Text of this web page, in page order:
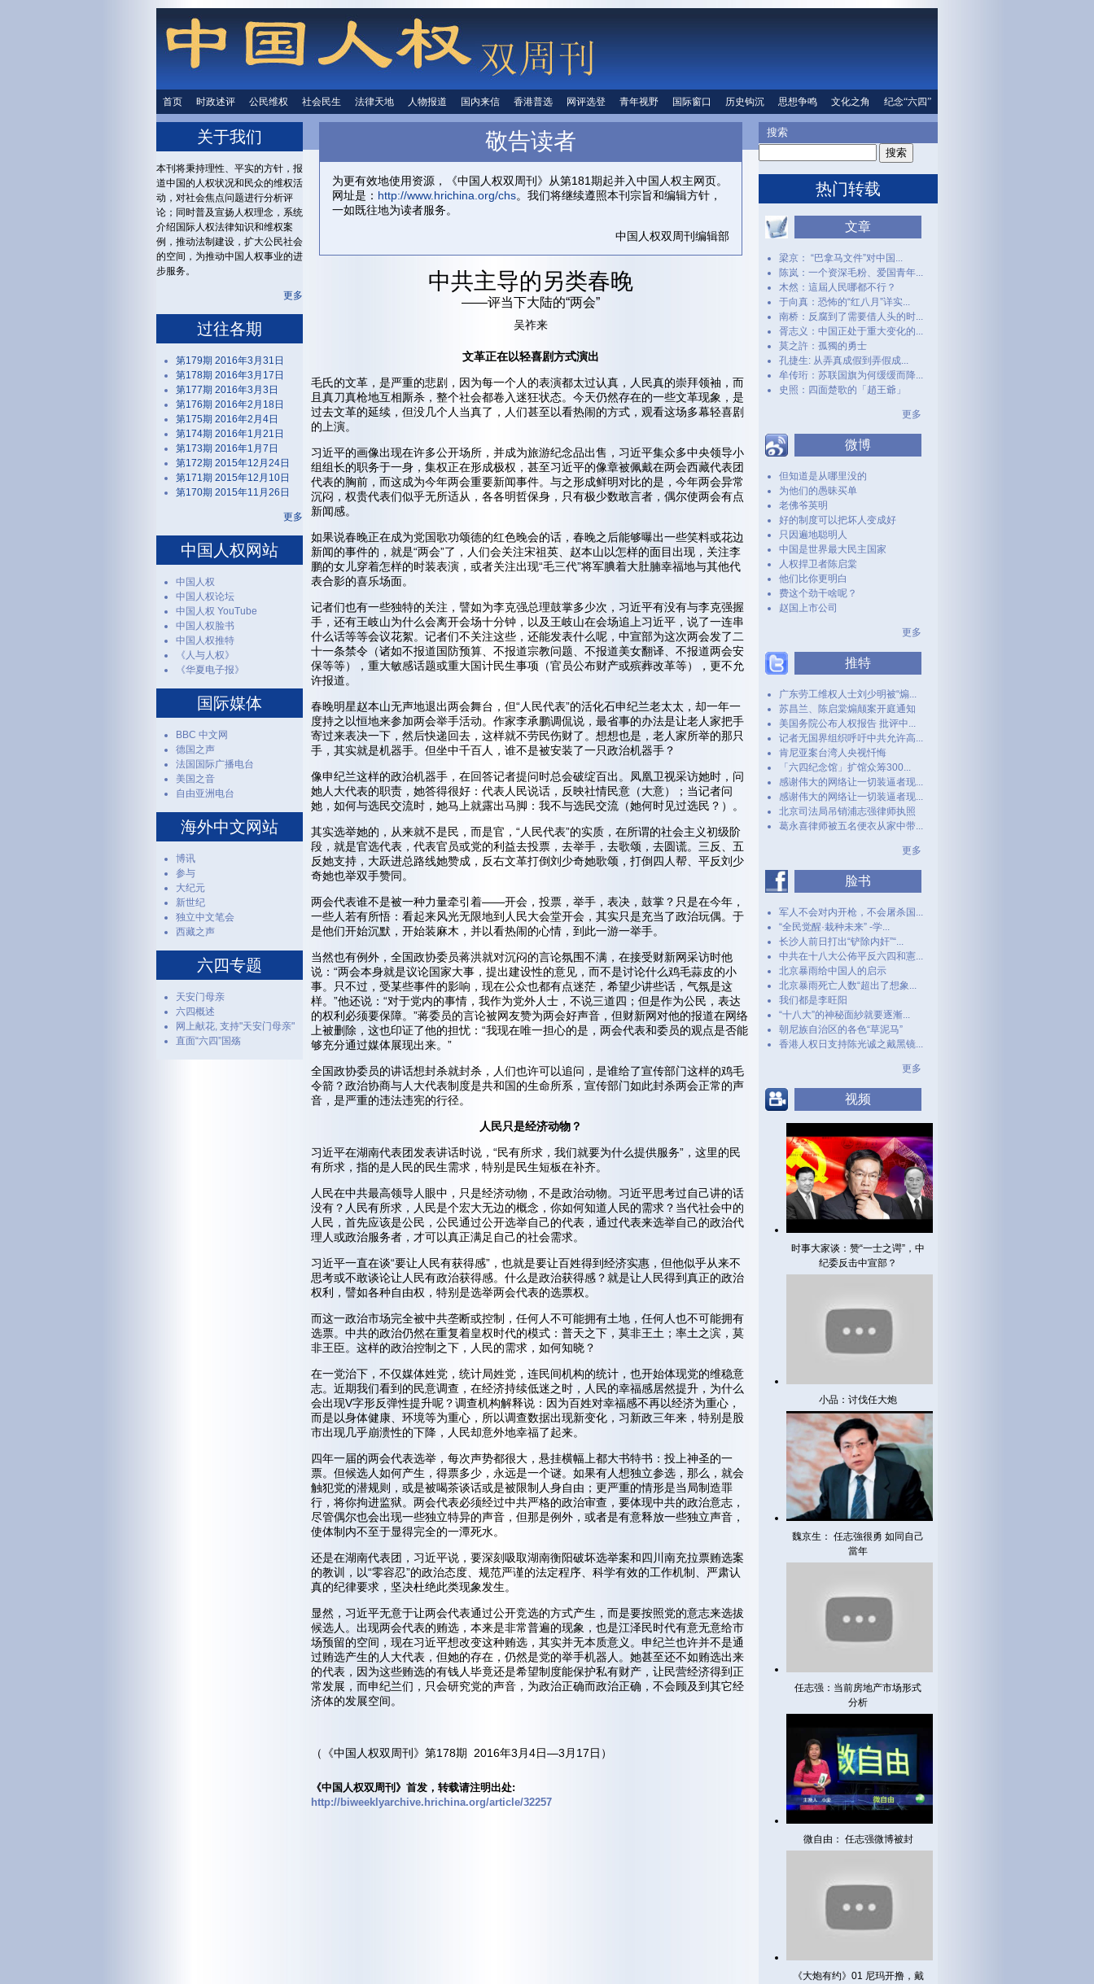
首页 时政述评 公民维权 社会民生 法律天地 人物报道 国内来信 香港普选 网评选登 青年视野 国际窗口 历史钩沉 思想争鸣 文化之角 纪念“六四”
敬告读者
为更有效地使用资源，《中国人权双周刊》从第181期起并入中国人权主网页。
网址是： http://www.hrichina.org/chs。我们将继续遵照本刊宗旨和编辑方针，
一如既往地为读者服务。
中国人权双周刊编辑部
中共主导的另类春晚
——评当下大陆的“两会”
吴祚来
文革正在以轻喜剧方式演出
毛氏的文革，是严重的悲剧，因为每一个人的表演都太过认真，人民真的崇拜领袖，而
且真刀真枪地互相厮杀，整个社会都卷入迷狂状态。今天仍然存在的一些文革现象，是
过去文革的延续，但没几个人当真了，人们甚至以看热闹的方式，观看这场多幕轻喜剧
的上演。
习近平的画像出现在许多公开场所，并成为旅游纪念品出售，习近平集众多中央领导小
组组长的职务于一身，集权正在形成极权，甚至习近平的像章被佩戴在两会西藏代表团
代表的胸前，而这成为今年两会重要新闻事件。与之形成鲜明对比的是，今年两会异常
沉闷，权贵代表们似乎无所适从，各各明哲保身，只有极少数敢言者，偶尔使两会有点
新闻感。
如果说春晚正在成为党国歌功颂德的红色晚会的话，春晚之后能够曝出一些笑料或花边
新闻的事件的，就是“两会”了，人们会关注宋祖英、赵本山以怎样的面目出现，关注李
鹏的女儿穿着怎样的时装表演，或者关注出现“毛三代”将军腆着大肚腩幸福地与其他代
表合影的喜乐场面。
记者们也有一些独特的关注，譬如为李克强总理鼓掌多少次，习近平有没有与李克强握
手，还有王岐山为什么会离开会场十分钟，以及王岐山在会场追上习近平，说了一连串
什么话等等会议花絮。记者们不关注这些，还能发表什么呢，中宣部为这次两会发了二
十一条禁令（诸如不报道国防预算、不报道宗教问题、不报道美女翻译、不报道两会安
保等等），重大敏感话题或重大国计民生事项（官员公布财产或殡葬改革等），更不允
许报道。
春晚明星赵本山无声地退出两会舞台，但“人民代表”的活化石申纪兰老太太，却一年一
度持之以恒地来参加两会举手活动。作家李承鹏调侃说，最省事的办法是让老人家把手
寄过来表决一下，然后快递回去，这样就不劳民伤财了。想想也是，老人家所举的那只
手，其实就是机器手。但坐中千百人，谁不是被安装了一只政治机器手？
像申纪兰这样的政治机器手，在回答记者提问时总会破绽百出。凤凰卫视采访她时，问
她人大代表的职责，她答得很好：代表人民说话，反映社情民意（大意）；当记者问
她，如何与选民交流时，她马上就露出马脚：我不与选民交流（她何时见过选民？）。
其实选举她的，从来就不是民，而是官，“人民代表”的实质，在所谓的社会主义初级阶
段，就是官选代表，代表官员或党的利益去投票，去举手，去歌颂，去圆谎。三反、五
反她支持，大跃进总路线她赞成，反右文革打倒刘少奇她歌颂，打倒四人帮、平反刘少
奇她也举双手赞同。
两会代表谁不是被一种力量牵引着——开会，投票，举手，表决，鼓掌？只是在今年，
一些人若有所悟：看起来风光无限地到人民大会堂开会，其实只是充当了政治玩偶。于
是他们开始沉默，开始装麻木，并以看热闹的心情，到此一游一举手。
当然也有例外，全国政协委员蒋洪就对沉闷的言论氛围不满，在接受财新网采访时他
说：“两会本身就是议论国家大事，提出建设性的意见，而不是讨论什么鸡毛蒜皮的小
事。只不过，受某些事件的影响，现在公众也都有点迷茫，希望少讲些话，气氛是这
样。”他还说：“对于党内的事情，我作为党外人士，不说三道四；但是作为公民，表达
的权利必须要保障。”蒋委员的言论被网友赞为两会好声音，但财新网对他的报道在网络
上被删除，这也印证了他的担忧：“我现在唯一担心的是，两会代表和委员的观点是否能
够充分通过媒体展现出来。”
全国政协委员的讲话想封杀就封杀，人们也许可以追问，是谁给了宣传部门这样的鸡毛
令箭？政治协商与人大代表制度是共和国的生命所系，宣传部门如此封杀两会正常的声
音，是严重的违法违宪的行径。
人民只是经济动物？
习近平在湖南代表团发表讲话时说，“民有所求，我们就要为什么提供服务”，这里的民
有所求，指的是人民的民生需求，特别是民生短板在补齐。
人民在中共最高领导人眼中，只是经济动物，不是政治动物。习近平思考过自己讲的话
没有？人民有所求，人民是个宏大无边的概念，你如何知道人民的需求？当代社会中的
人民，首先应该是公民，公民通过公开选举自己的代表，通过代表来选举自己的政治代
理人或政治服务者，才可以真正满足自己的社会需求。
习近平一直在谈“要让人民有获得感”，也就是要让百姓得到经济实惠，但他似乎从来不
思考或不敢谈论让人民有政治获得感。什么是政治获得感？就是让人民得到真正的政治
权利，譬如各种自由权，特别是选举两会代表的选票权。
而这一政治市场完全被中共垄断或控制，任何人不可能拥有土地，任何人也不可能拥有
选票。中共的政治仍然在重复着皇权时代的模式：普天之下，莫非王土；率土之滨，莫
非王臣。这样的政治控制之下，人民的需求，如何知晓？
在一党治下，不仅媒体姓党，统计局姓党，连民间机构的统计，也开始体现党的维稳意
志。近期我们看到的民意调查，在经济持续低迷之时，人民的幸福感居然提升，为什么
会出现V字形反弹性提升呢？调查机构解释说：因为百姓对幸福感不再以经济为重心，
而是以身体健康、环境等为重心，所以调查数据出现新变化，习新政三年来，特别是股
市出现几乎崩溃性的下降，人民却意外地幸福了起来。
四年一届的两会代表选举，每次声势都很大，悬挂横幅上都大书特书：投上神圣的一
票。但候选人如何产生，得票多少，永远是一个谜。如果有人想独立参选，那么，就会
触犯党的潜规则，或是被喝茶谈话或是被限制人身自由；更严重的情形是当局制造罪
行，将你拘进监狱。两会代表必须经过中共严格的政治审查，要体现中共的政治意志，
尽管偶尔也会出现一些独立特异的声音，但那是例外，或者是有意释放一些独立声音，
使体制内不至于显得完全的一潭死水。
还是在湖南代表团，习近平说，要深刻吸取湖南衡阳破坏选举案和四川南充拉票贿选案
的教训，以“零容忍”的政治态度、规范严谨的法定程序、科学有效的工作机制、严肃认
真的纪律要求，坚决杜绝此类现象发生。
显然，习近平无意于让两会代表通过公开竞选的方式产生，而是要按照党的意志来选拔
候选人。出现两会代表的贿选，本来是非常普遍的现象，也是江泽民时代有意无意给市
场预留的空间，现在习近平想改变这种贿选，其实并无本质意义。申纪兰也许并不是通
过贿选产生的人大代表，但她的存在，仍然是党的举手机器人。她甚至还不如贿选出来
的代表，因为这些贿选的有钱人毕竟还是希望制度能保护私有财产，让民营经济得到正
常发展，而申纪兰们，只会研究党的声音，为政治正确而政治正确，不会顾及到其它经
济体的发展空间。
（《中国人权双周刊》第178期 2016年3月4日—3月17日）
《中国人权双周刊》首发，转载请注明出处:
http://biweeklyarchive.hrichina.org/article/32257
关于我们
本刊将秉持理性、平实的方针，报
道中国的人权状况和民众的维权活
动，对社会焦点问题进行分析评
论；同时普及宣扬人权理念，系统
介绍国际人权法律知识和维权案
例，推动法制建设，扩大公民社会
的空间，为推动中国人权事业的进
步服务。
更多
过往各期
第179期 2016年3月31日
第178期 2016年3月17日
第177期 2016年3月3日
第176期 2016年2月18日
第175期 2016年2月4日
第174期 2016年1月21日
第173期 2016年1月7日
第172期 2015年12月24日
第171期 2015年12月10日
第170期 2015年11月26日
更多
中国人权网站
中国人权
中国人权论坛
中国人权 YouTube
中国人权脸书
中国人权推特
《人与人权》
《华夏电子报》
国际媒体
BBC 中文网
德国之声
法国国际广播电台
美国之音
自由亚洲电台
海外中文网站
博讯
参与
大纪元
新世纪
独立中文笔会
西藏之声
六四专题
天安门母亲
六四概述
网上献花, 支持"天安门母亲"
直面“六四”国殇
搜索
热门转载
文章
梁京： “巴拿马文件”对中国...
陈岚：一个资深毛粉、爱国青年...
木然：這屆人民哪都不行？
于向真：恐怖的“红八月”详实...
南桥：反腐到了需要借人头的时...
胥志义：中国正处于重大变化的...
莫之許：孤獨的勇士
孔捷生: 从弄真成假到弄假成...
牟传珩：苏联国旗为何缓缓而降...
史照：四面楚歌的「趙王爺」
更多
微博
但知道是从哪里没的
为他们的愚昧买单
老佛爷英明
好的制度可以把坏人变成好
只因遍地聪明人
中国是世界最大民主国家
人权捍卫者陈启棠
他们比你更明白
费这个劲干啥呢？
赵国上市公司
更多
推特
广东劳工维权人士刘少明被“煽...
苏昌兰、陈启棠煽颠案开庭通知
美国务院公布人权报告 批评中...
记者无国界组织呼吁中共允许高...
肯尼亚案台湾人央视忏悔
「六四纪念馆」扩馆众筹300...
感谢伟大的网络让一切装逼者现...
感谢伟大的网络让一切装逼者现...
北京司法局吊销浦志强律师执照
葛永喜律师被五名便衣从家中带...
更多
脸书
军人不会对内开枪，不会屠杀国...
“全民觉醒·栽种未来” -学...
长沙人前日打出“铲除内奸”“...
中共在十八大公佈平反六四和憲...
北京暴雨给中国人的启示
北京暴雨死亡人数“超出了想象...
我们都是李旺阳
“十八大”的神秘面紗就要逐漸...
朝尼族自治区的各色“草泥马”
香港人权日支持陈光诚之戴黑镜...
更多
视频
时事大家谈：赞“一士之谔”，中
纪委反击中宣部？
小品：讨伐任大炮
魏京生： 任志強很勇 如同自己
當年
任志强：当前房地产市场形式
分析
微自由： 任志强微博被封
《大炮有约》01 尼玛开撸，戴
时政述评 公民维权 社会民生 法律天地 人物报道 国内来信 香港普选 网评选登 青年视野 国际窗口 文化之角 纪念“六四” 人权信息
首页 关于我们 投稿信箱